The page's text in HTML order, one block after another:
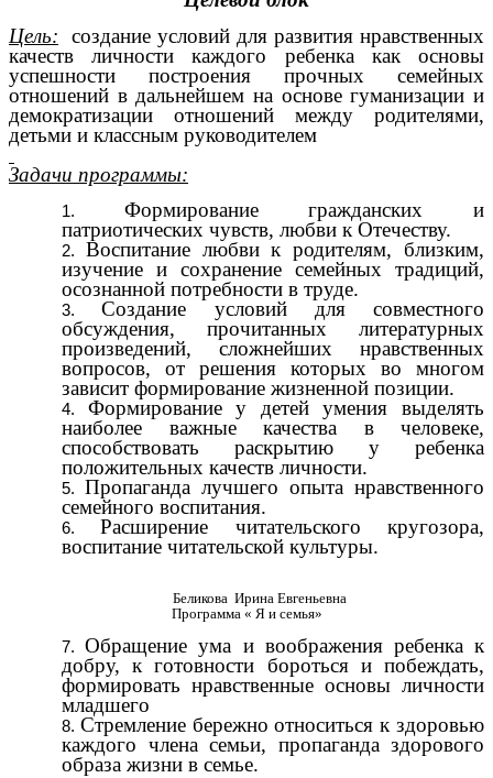
Цель:
создание условий для развития нравственных
качеств личности каждого ребенка как основы
успешности построения прочных семейных
отношений в дальнейшем на основе гуманизации и
демократизации отношений между родителями,
детьми и классным руководителем
Задачи программы:
Формирование гражданских и
патриотических чувств, любви к Отечеству.
Воспитание любви к родителям, близким,
изучение и сохранение семейных традиций,
осознанной потребности в труде.
Создание условий для совместного
обсуждения, прочитанных литературных
произведений, сложнейших нравственных
вопросов, от решения которых во многом
зависит формирование жизненной позиции.
Формирование у детей умения выделять
наиболее важные качества в человеке,
способствовать раскрытию у ребенка
положительных качеств личности.
Пропаганда лучшего опыта нравственного
семейного воспитания.
Расширение читательского кругозора,
воспитание читательской культуры.
Беликова Ирина Евгеньевна
Программа « Я и семья»
Обращение ума и воображения ребенка к
добру, к готовности бороться и побеждать,
формировать нравственные основы личности
младшего
Стремление бережно относиться к здоровью
каждого члена семьи, пропаганда здорового
образа жизни в семье.